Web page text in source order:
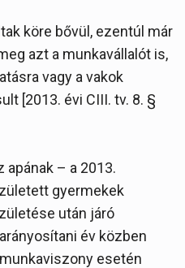
köre bővül, ezentúl már
azt a munkavállalót is,
vagy a vakok
[2013. évi CIII. tv. 8. §
apának – a 2013.
gyermekek
után járó
év közben
esetén